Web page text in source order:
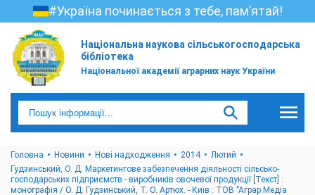
#Україна починається з тебе, пам’ятай!
Національна наукова сільськогосподарська
бібліотека
Національної академії аграрних наук України
Головна Новини Нові надходження 2014
Лютий
Гудзинський, О. Д. Маркетингове забезпечення діяльності сільсько-
господарських підприємств - виробників овочевої продукції [Текст] :
монографія / О. Д. Гудзинський, Т. О. Артюх. - Київ : ТОВ "Аграр Медіа